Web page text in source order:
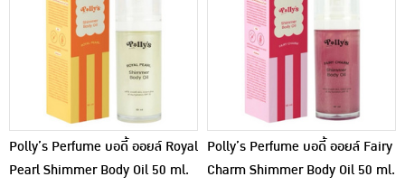
อาหารสด ผัก ผลไม้และเบเกอรี่
Polly’s Perfume บอดี้ ออยล์ Royal
Pearl Shimmer Body Oil 50 ml.
Polly’s Perfume บอดี้ ออยล์ Fairy
Charm Shimmer Body Oil 50 ml.